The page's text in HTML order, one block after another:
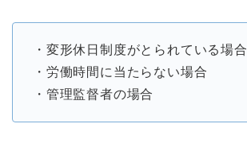
・変形休日制度がとられている場合
・労働時間に当たらない場合
・管理監督者の場合